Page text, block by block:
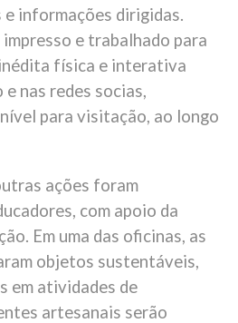
informações dirigidas.
e trabalhado para
física e interativa
nas redes socias,
para visitação, ao longo
ações foram
com apoio da
Em uma das oficinas, as
objetos sustentáveis,
em atividades de
artesanais serão